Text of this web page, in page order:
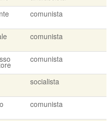
comunista
comunista
comunista
socialista
comunista